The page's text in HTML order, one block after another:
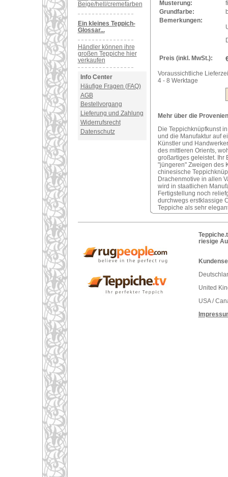
Beige/hell/cremefarben
Ein kleines Teppich-
Glossar...
Händler können ihre
großen Teppiche hier
verkaufen
Info Center
Häufige Fragen (FAQ)
AGB
Bestellvorgang
Lieferung und Zahlung
Widerrufsrecht
Datenschutz
Musterung:
Grundfarbe:
Bemerkungen:
Preis (inkl. MwSt.):
Voraussichtliche
4 - 8 Werktage
Mehr über die
Die Teppichknüpfkunst
und die Manufaktur auf
Künstler und
des mittleren Orients,
großartiges geleistet. Ihr
"jüngeren" Zweigen des
chinesische
Drachenmotive in allen
wird in staatlichen
Fertigstellung noch
durchwegs erstklassige
Teppiche als sehr
riesige
United
USA /